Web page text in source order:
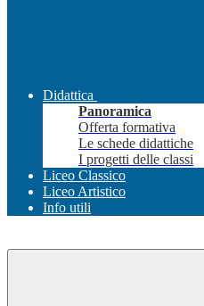
Didattica
Panoramica
Offerta formativa
Le schede didattiche
I progetti delle classi
Liceo Classico
Liceo Artistico
Info utili